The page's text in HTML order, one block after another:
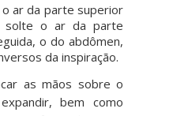
ar da parte superior
solte o ar da parte
o do abdômen,
da inspiração.
as mãos sobre o
bem como